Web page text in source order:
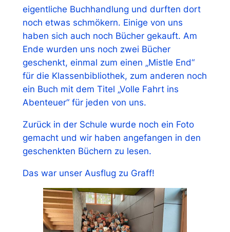
eigentliche Buchhandlung und durften dort
noch etwas schmökern. Einige von uns
haben sich auch noch Bücher gekauft. Am
Ende wurden uns noch zwei Bücher
geschenkt, einmal zum einen „Mistle End“
für die Klassenbibliothek, zum anderen noch
ein Buch mit dem Titel „Volle Fahrt ins
Abenteuer“ für jeden von uns.
Zurück in der Schule wurde noch ein Foto
gemacht und wir haben angefangen in den
geschenkten Büchern zu lesen.
Das war unser Ausflug zu Graff!